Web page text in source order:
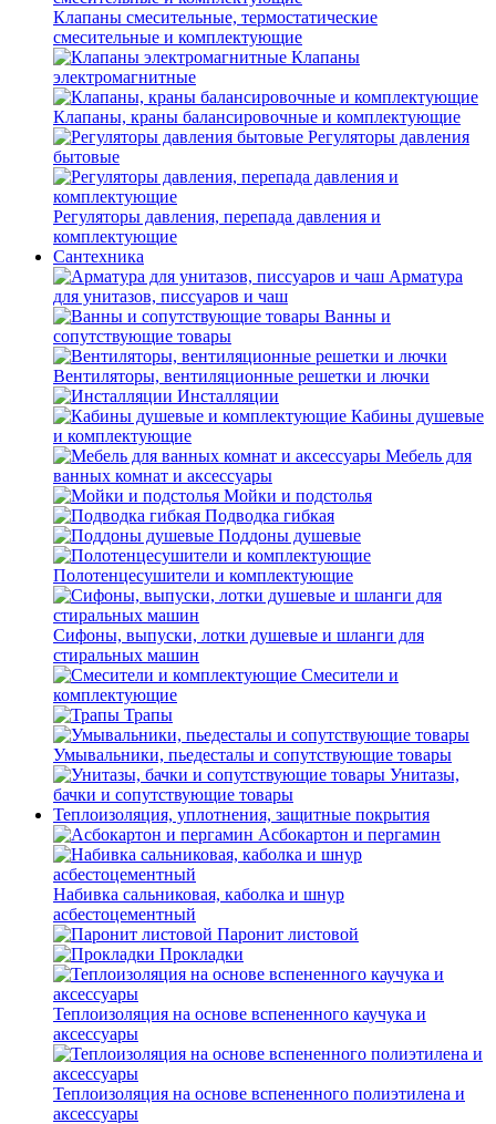
Клапаны смесительные, термостатические
смесительные и комплектующие
Клапаны
электромагнитные
Клапаны, краны балансировочные и комплектующие
Регуляторы давления
бытовые
Регуляторы давления, перепада давления и
комплектующие
Сантехника
Арматура
для унитазов, писсуаров и чаш
Ванны и
сопутствующие товары
Вентиляторы, вентиляционные решетки и лючки
Инсталляции
Кабины душевые
и комплектующие
Мебель для
ванных комнат и аксессуары
Мойки и подстолья
Подводка гибкая
Поддоны душевые
Полотенцесушители и комплектующие
Сифоны, выпуски, лотки душевые и шланги для
стиральных машин
Смесители и
комплектующие
Трапы
Умывальники, пьедесталы и сопутствующие товары
Унитазы,
бачки и сопутствующие товары
Теплоизоляция, уплотнения, защитные покрытия
Асбокартон и пергамин
Набивка сальниковая, каболка и шнур
асбестоцементный
Паронит листовой
Прокладки
Теплоизоляция на основе вспененного каучука и
аксессуары
Теплоизоляция на основе вспененного полиэтилена и
аксессуары